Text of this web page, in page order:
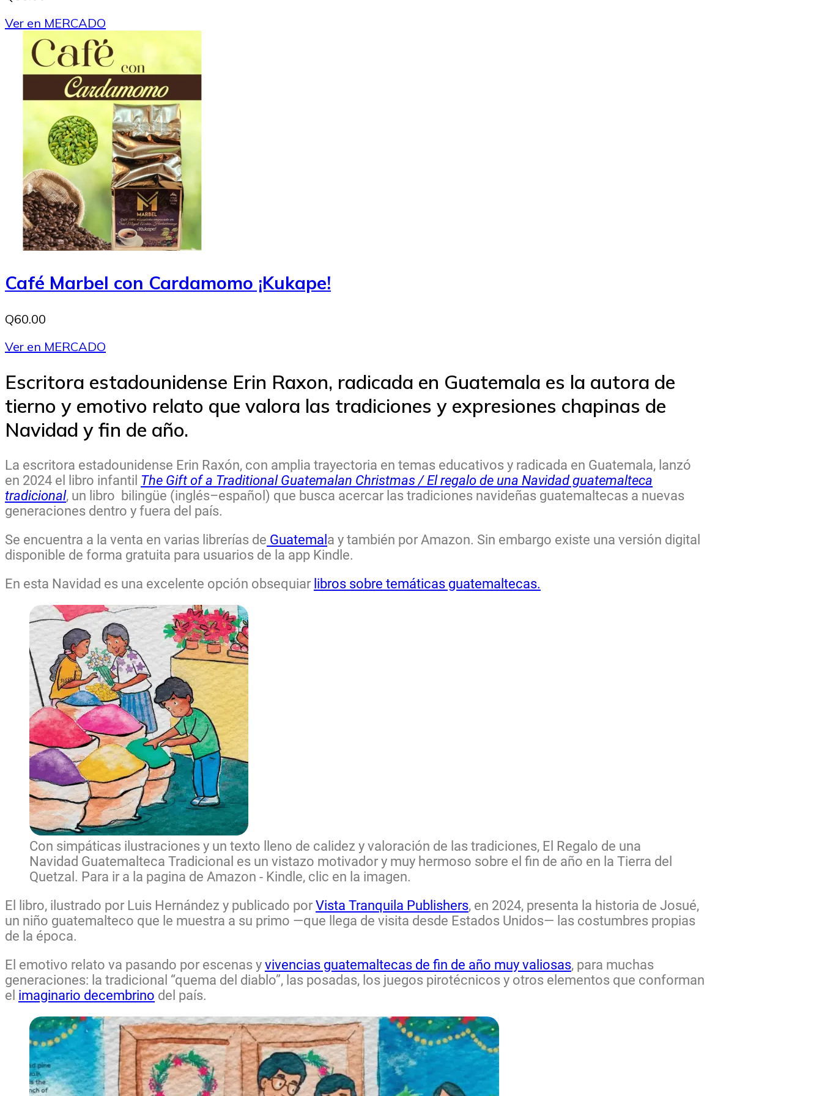
Ver en MERCADO
Café Marbel con Cardamomo ¡Kukape!
Q60.00
Ver en MERCADO
Escritora estadounidense Erin Raxon, radicada en Guatemala es la autora de
tierno y emotivo relato que valora las tradiciones y expresiones chapinas de
Navidad y fin de año.
La escritora estadounidense Erin Raxón, con amplia trayectoria en temas educativos y radicada en Guatemala, lanzó
en 2024 el libro infantil The Gift of a Traditional Guatemalan Christmas / El regalo de una Navidad guatemalteca
tradicional, un libro bilingüe (inglés–español) que busca acercar las tradiciones navideñas guatemaltecas a nuevas
generaciones dentro y fuera del país.
Se encuentra a la venta en varias librerías de Guatemal a y también por Amazon. Sin embargo existe una versión digital
disponible de forma gratuita para usuarios de la app Kindle.
En esta Navidad es una excelente opción obsequiar libros sobre temáticas guatemaltecas.
Con simpáticas ilustraciones y un texto lleno de calidez y valoración de las tradiciones, El Regalo de una
Navidad Guatemalteca Tradicional es un vistazo motivador y muy hermoso sobre el fin de año en la Tierra del
Quetzal. Para ir a la pagina de Amazon - Kindle, clic en la imagen.
El libro, ilustrado por Luis Hernández y publicado por Vista Tranquila Publishers, en 2024, presenta la historia de Josué,
un niño guatemalteco que le muestra a su primo —que llega de visita desde Estados Unidos— las costumbres propias
de la época.
El emotivo relato va pasando por escenas y vivencias guatemaltecas de fin de año muy valiosas, para muchas
generaciones: la tradicional “quema del diablo”, las posadas, los juegos pirotécnicos y otros elementos que conforman
el imaginario decembrino del país.